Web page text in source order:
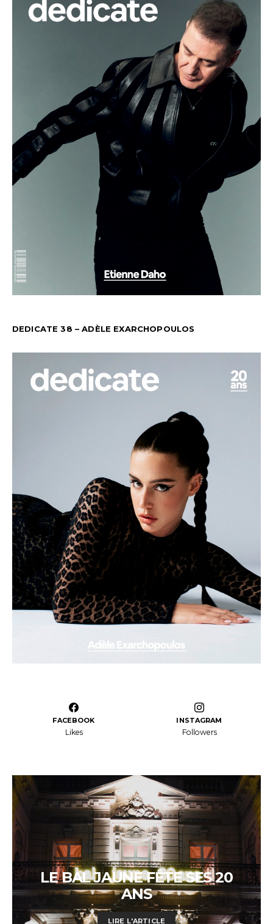
DEDICATE 38 – ADÈLE EXARCHOPOULOS
FACEBOOK
Likes
INSTAGRAM
Followers
LE BAL JAUNE FÊTE SES 20
ANS
LIRE L'ARTICLE